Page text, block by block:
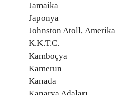
Jamaika
Japonya
Johnston Atoll, Amerika
K.K.T.C.
Kamboçya
Kamerun
Kanada